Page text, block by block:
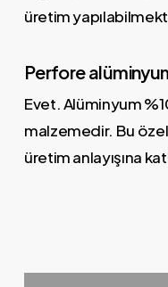
üretim
Perfore
Evet. Alüminyum
malzemedir. Bu
üretim anlayışına